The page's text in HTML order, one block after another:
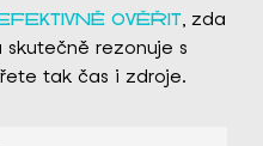
OVĚŘIT, zda
rezonuje s
tak čas i zdroje.